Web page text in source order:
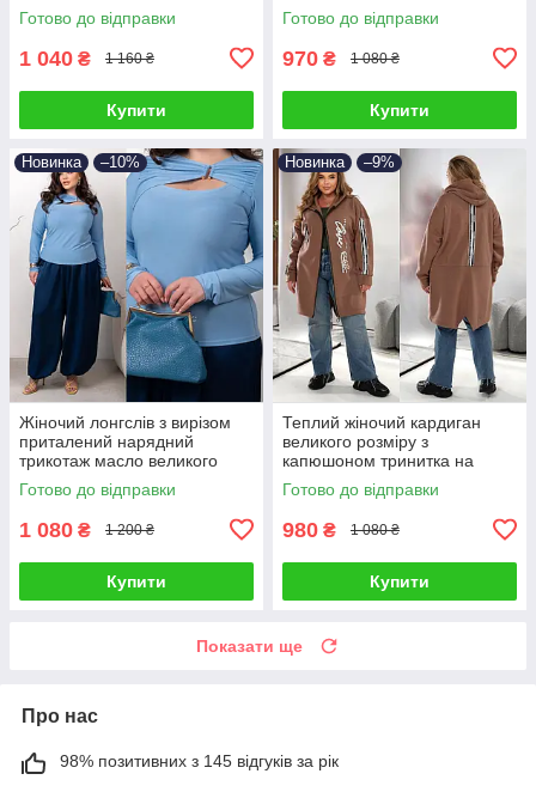
Готово до відправки
1 040 ₴ 1 160 ₴
Купити
Готово до відправки
970 ₴ 1 080 ₴
Купити
Новинка –10%
Жіночий лонгслів з вирізом
приталений нарядний
трикотаж масло великого
розміру 46-68
Готово до відправки
1 080 ₴ 1 200 ₴
Купити
Новинка –9%
Теплий жіночий кардиган
великого розміру з
капюшоном тринитка на
флісі на блискавці
Готово до відправки
980 ₴ 1 080 ₴
Купити
Показати ще
Про нас
98% позитивних з 145 відгуків за рік